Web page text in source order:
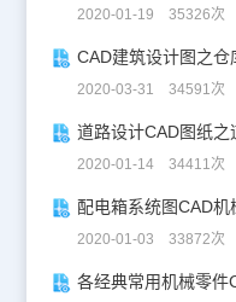
2020-01-19 35326次
CAD建筑设计图之仓
2020-03-31 34591次
2020-01-14 34411次
配电箱系统图CAD机
2020-01-03 33872次
各经典常用机械零件